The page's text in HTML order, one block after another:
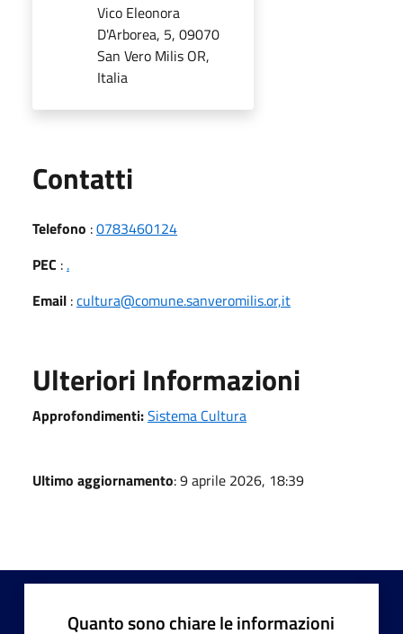
Vico Eleonora
D'Arborea, 5, 09070
San Vero Milis OR,
Italia
Contatti
Telefono :0783460124
PEC : .
Email :cultura@comune.sanveromilis.or,it
Ulteriori Informazioni
Approfondimenti:Sistema Cultura
Ultimo aggiornamento: 9 aprile 2026, 18:39
Quanto sono chiare le informazioni